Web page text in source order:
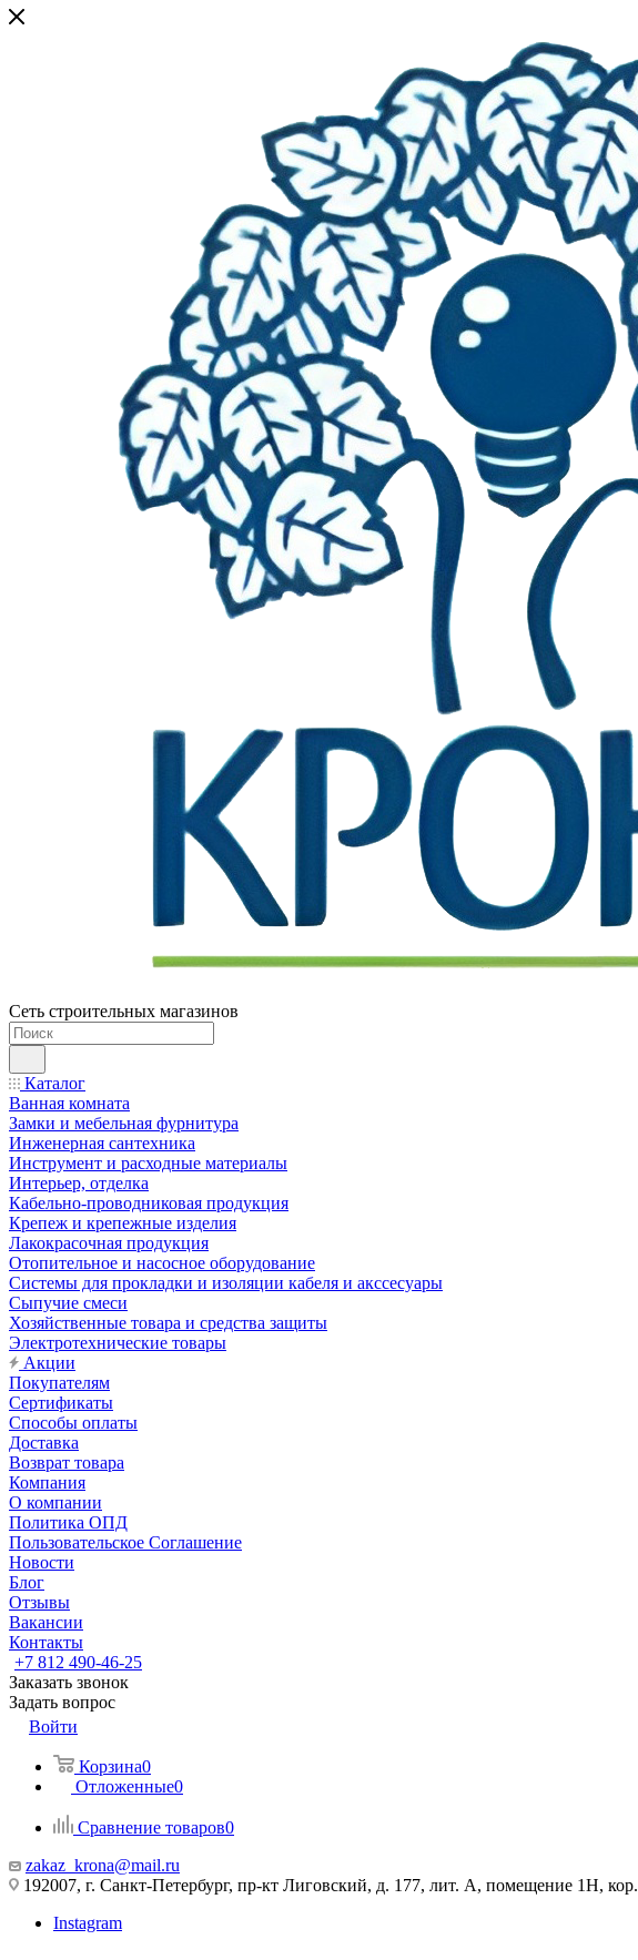
Сеть строительных магазинов
Каталог
Ванная комната
Замки и мебельная фурнитура
Инженерная сантехника
Инструмент и расходные материалы
Интерьер, отделка
Кабельно-проводниковая продукция
Крепеж и крепежные изделия
Лакокрасочная продукция
Отопительное и насосное оборудование
Системы для прокладки и изоляции кабеля и акссесуары
Сыпучие смеси
Хозяйственные товара и средства защиты
Электротехнические товары
Акции
Покупателям
Сертификаты
Способы оплаты
Доставка
Возврат товара
Компания
О компании
Политика ОПД
Пользовательское Соглашение
Новости
Блог
Отзывы
Вакансии
Контакты
+7 812 490-46-25
Заказать звонок
Задать вопрос
Войти
Корзина0
Отложенные0
Сравнение товаров0
zakaz_krona@mail.ru
192007, г. Санкт-Петербург, пр-кт Лиговский, д. 177, лит. А, помещение 1Н, кор.
Instagram